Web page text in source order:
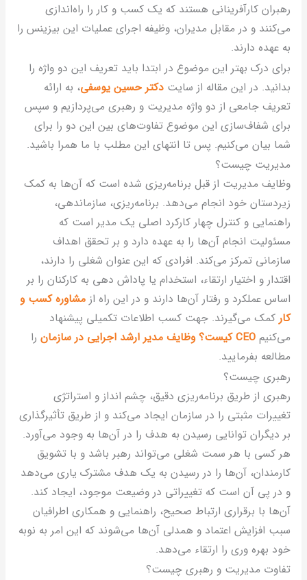
کارآفرینانی هستند که یک کسب و کار را راه‌اندازی
و در مقابل مدیران، وظیفه اجرای عملیات این بیزینس را
عهده دارند.
درک بهتر این موضوع در ابتدا باید تعریف این دو واژه را
در این مقاله از سایتدکتر حسین یوسفی، به ارائه
جامعی از دو واژه مدیریت و رهبری می‌پردازیم و سپس
شفاف‌سازی این موضوع تفاوت‌های بین این دو را برای
بیان می‌کنیم. پس تا انتهای این مطلب با ما همرا باشید.
چیست؟
مدیریت از قبل برنامه‌ریزی شده است که آن‌ها به کمک
خود انجام می‌دهد. برنامه‌ریزی، سازماندهی،
و کنترل چهار کارکرد اصلی یک مدیر است که
انجام آن‌ها را به عهده دارد و بر تحقق اهداف
تمرکز می‌کند. افرادی که این عنوان شغلی را دارند،
و اختیار ارتقاء، استخدام یا پاداش دهی به کارکنان را بر
عملکرد و رفتار آن‌ها دارند و در این راه ازمشاوره کسب و
کمک می‌گیرند. جهت کسب اطلاعات تکمیلی پیشنهاد
CEO کیست؟ وظایف مدیر ارشد اجرایی در سازمان
را
بفرمایید.
چیست؟
از طریق برنامه‌ریزی دقیق، چشم انداز و استراتژی
مثبتی را در سازمان ایجاد می‌کند و از طریق تأثیرگذاری
دیگران توانایی رسیدن به هدف را در آن‌ها به وجود می‌آورد.
کسی با هر سمت شغلی می‌تواند رهبر باشد و با تشویق
آن‌ها را در رسیدن به یک هدف مشترک یاری می‌دهد
در پی آن است که تغییراتی در وضیعت موجود، ایجاد کند.
با برقراری ارتباط صحیح، راهنمایی و همکاری اطرافیان
افزایش اعتماد و همدلی آن‌ها می‌شوند که این امر به نوبه
بهره وری را ارتقاء می‌دهد.
مدیریت و رهبری چیست؟